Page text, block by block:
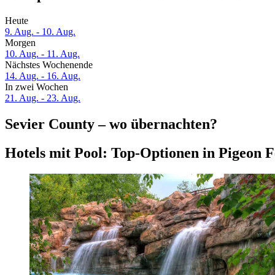
Heute
9. Aug. - 10. Aug.
Morgen
10. Aug. - 11. Aug.
Nächstes Wochenende
14. Aug. - 16. Aug.
In zwei Wochen
21. Aug. - 23. Aug.
Sevier County – wo übernachten?
Hotels mit Pool: Top-Optionen in Pigeon